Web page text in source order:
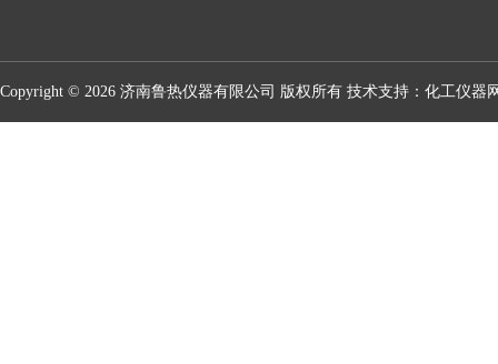
Copyright © 2026 济南鲁热仪器有限公司 版权所有 技术支持： 化工仪器